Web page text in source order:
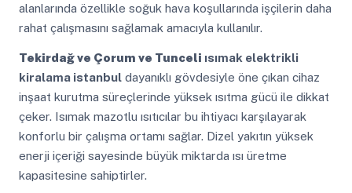
alanlarında özellikle soğuk hava koşullarında işçilerin daha
rahat çalışmasını sağlamak amacıyla kullanılır.
Tekirdağ ve Çorum ve Tunceli ısımak elektrikli
kiralama istanbuldayanıklı gövdesiyle öne çıkan cihaz
inşaat kurutma süreçlerinde yüksek ısıtma gücü ile dikkat
çeker. Isımak mazotlu ısıtıcılar bu ihtiyacı karşılayarak
konforlu bir çalışma ortamı sağlar. Dizel yakıtın yüksek
enerji içeriği sayesinde büyük miktarda ısı üretme
kapasitesine sahiptirler.